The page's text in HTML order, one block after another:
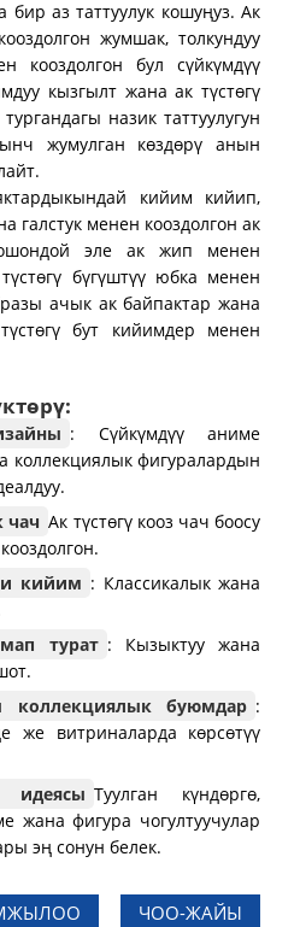
бир аз таттуулук кошуңуз. Ак
жумшак, толкундуу
кооздолгон бул сүйкүмдүү
кызгылт жана ак түстөгү
назик таттуулугун
жумулган көздөрү анын
кийим кийип,
галстук менен кооздолгон ак
эле ак жип менен
бүгүштүү юбка менен
ачык ак байпактар ​​жана
бут кийимдер менен
: Сүйкүмдүү аниме
фигуралардын
чач Ак түстөгү кооз чач боосу
кийим : Классикалык жана
турат : Кызыктуу жана
коллекциялык буюмдар :
же витриналарда көрсөтүү
Туулган күндөргө,
жана фигура чогултуучулар
эң сонун белек.
ЧОО-ЖАЙЫ